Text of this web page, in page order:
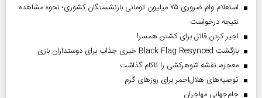
استعلام وام ضروری ۷۵ میلیون تومانی بازنشستگان کشوری؛ نحوه مشاهده
نتیجه درخواست
اجیر کردن قاتل برای کشتن همسر!
بازگشت Black Flag Resynced خبری جذاب برای دوستداران بازی
معجزه، نقشه شوهرکشی را ناکام گذاشت
توصیه‌های هلال‌احمر برای روز‌های گرم
جام‌جهانی مهاجران